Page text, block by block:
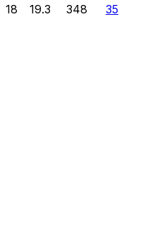
18 19.3 348 35